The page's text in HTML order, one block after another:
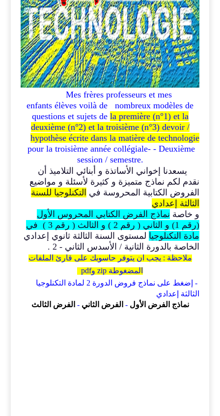
Mes frères professeurs et mes
enfants élèves voilà de nombreux modèles de
questions et sujets de la première (n°1) et la
deuxième (n°2) et la troisième (n°3) devoir /
hypothèse écrite dans la matière de technologie
pour la troisième année collégiale- - Deuxième
session/ semestre.
يسعدنا إخواني الأساتذة و أبنائي التلاميذ أن
نقدم لكم نماذج متميزة و كثيرة لأسئلة و مواضيع
الفروض الكتابية المحروسة في التكنلوجيا للسنة
الثالثة إعدادي
و خاصة نماذج الفرض الكتابي المحروس الأول
(رقم 1) و الثاني ( رقم 2 ) و الثالث ( رقم 3 ) في
مادة التكنلوجيا لمستوى السنة الثالثة ثانوي إعدادي
الخاصة بالدورة الثانية / الأسدس الثاني - 2 .
ملاحظة : يجب ان يتوفر حاسوبك على قارئ الملفات
المضغوطة zip وpdf
- إضغط على نماذج فروض الدورة 2 لمادة التكنلوجيا
الثالثة إعدادي
نماذج الفرض الأول - الفرض الثاني - الفرض الثالث